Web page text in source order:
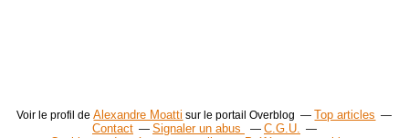
Voir le profil deAlexandre Moatti sur le portail Overblog
Top articles
Contact
Signaler un abus
C.G.U.